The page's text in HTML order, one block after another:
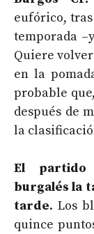
eufórico,
temporada
Quiere
en la
probable
después de
la
El
burgalés la
tarde. Los
quince